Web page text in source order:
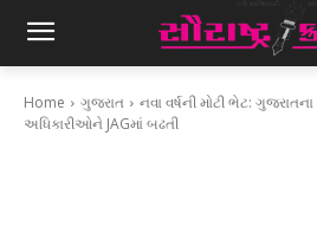
Home ગુજરાત
નવા વર્ષની મોટી ભેટ:
અધિકારીઓને JAGમાં બઢતી